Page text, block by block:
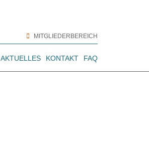
MITGLIEDERBEREICH
AKTUELLES KONTAKT FAQ